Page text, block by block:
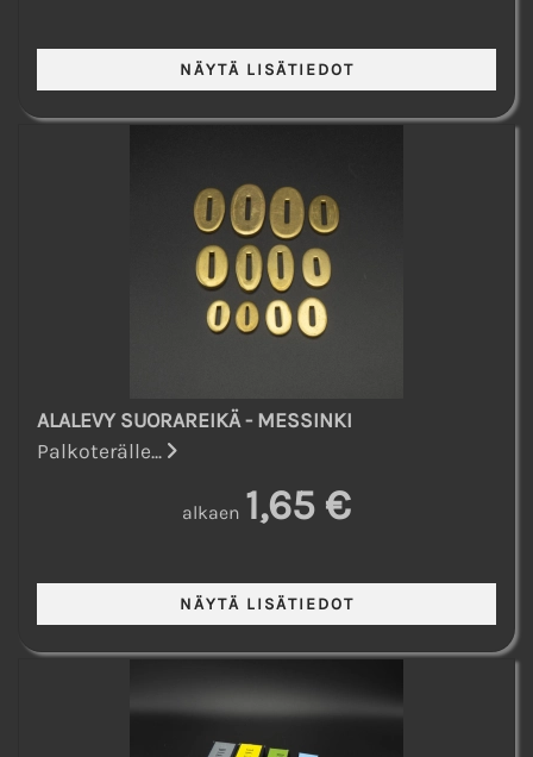
ALALEVY SUORAREIKÄ - MESSINKI
Palkoterälle...
alkaen 1,65 €